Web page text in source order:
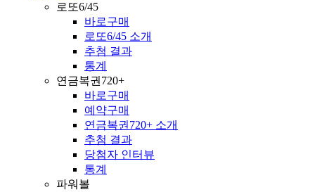
로또6/45
바로구매
로또6/45 소개
추첨 결과
통계
연금복권720+
바로구매
예약구매
연금복권720+ 소개
추첨 결과
당첨자 인터뷰
통계
파워볼